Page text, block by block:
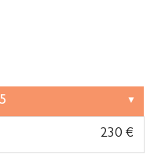
230 €